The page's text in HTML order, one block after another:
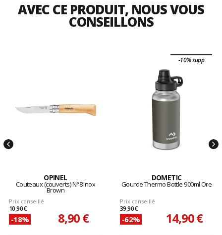
AVEC CE PRODUIT, NOUS VOUS
CONSEILLONS
OPINEL
Couteaux (couverts) N°8 Inox
Brown
Prix conseillé
10,90 €
-18% 8,90 €
-10% supp
DOMETIC
Gourde Thermo Bottle 900ml Ore
Prix conseillé
39,90 €
-62% 14,90 €